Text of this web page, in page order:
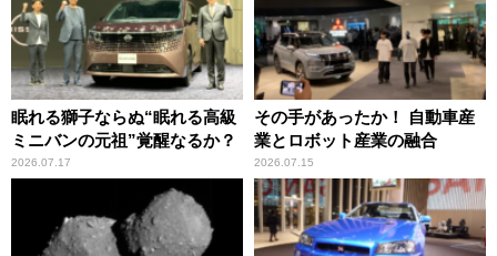
眠れる獅子ならぬ“眠れる高級
ミニバンの元祖”覚醒なるか？
2026.07.17
その手があったか！ 自動車産
業とロボット産業の融合
2026.07.15